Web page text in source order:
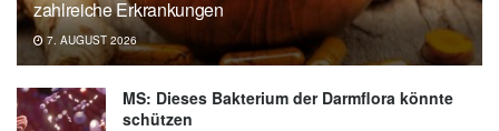
zahlreiche Erkrankungen
7. AUGUST 2026
MS: Dieses Bakterium der Darmflora könnte
schützen